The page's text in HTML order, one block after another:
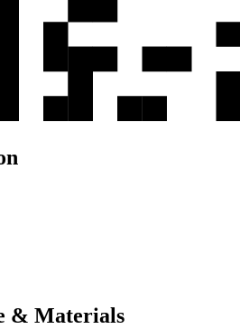
& Materials